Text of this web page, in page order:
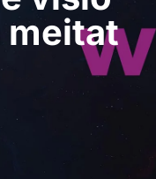
meitat